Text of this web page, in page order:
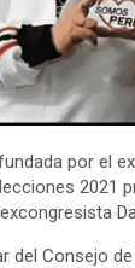
por el
2021
del Consejo